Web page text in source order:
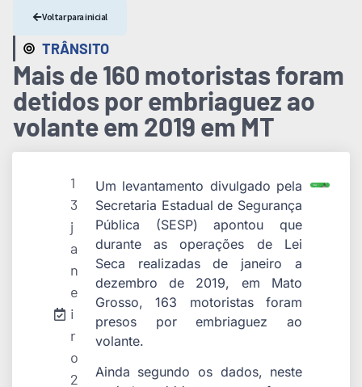
TRÂNSITO
Voltar para inicial
Mais de 160 motoristas foram
detidos por embriaguez ao
volante em 2019 em MT
1
3
j
a
n
e
i
r
o
2
Um levantamento divulgado pela
Secretaria Estadual de Segurança
Pública (SESP) apontou que
durante as operações de Lei
Seca realizadas de janeiro a
dezembro de 2019, em Mato
Grosso, 163 motoristas foram
presos por embriaguez ao
volante.
Ainda segundo os dados, neste